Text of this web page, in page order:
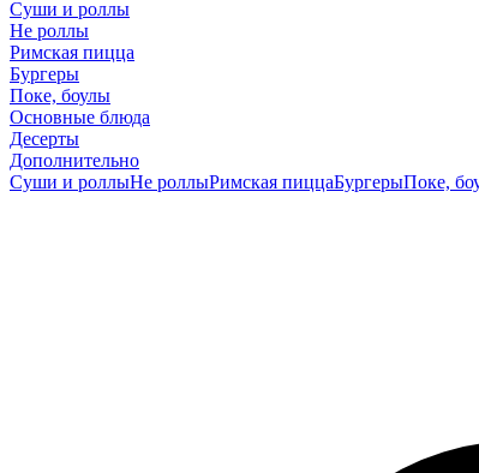
Суши и роллы
Не роллы
Римская пицца
Бургеры
Поке, боулы
Основные блюда
Десерты
Дополнительно
Суши и роллыНе роллыРимская пиццаБургерыПоке,